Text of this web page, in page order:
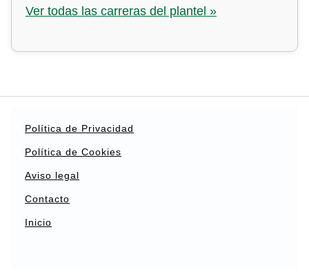
Ver todas las carreras del plantel »
Política de Privacidad
Política de Cookies
Aviso legal
Contacto
Inicio